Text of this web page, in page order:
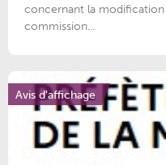
concernant la
commission...
Avis d'affichage